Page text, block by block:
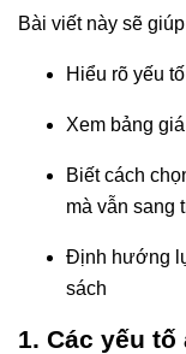
Bài viết này sẽ
Hiểu rõ yếu
Xem bảng
Biết cách
mà vẫn sang
Định hướng
sách
1. Các yếu